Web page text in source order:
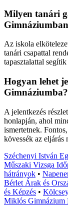
Milyen tanári
Az iskola
tanári csapattal
tapasztalattal
Hogyan lehet
Gimnáziumba?
A jelentkezés
honlapján, ahol
ismertetnek.
kövessék az eljárás
Széchenyi István
Műszaki Vizsga
hátrányok •
Bérlet Árak és
és Képzés •
Miklós Gimnázium